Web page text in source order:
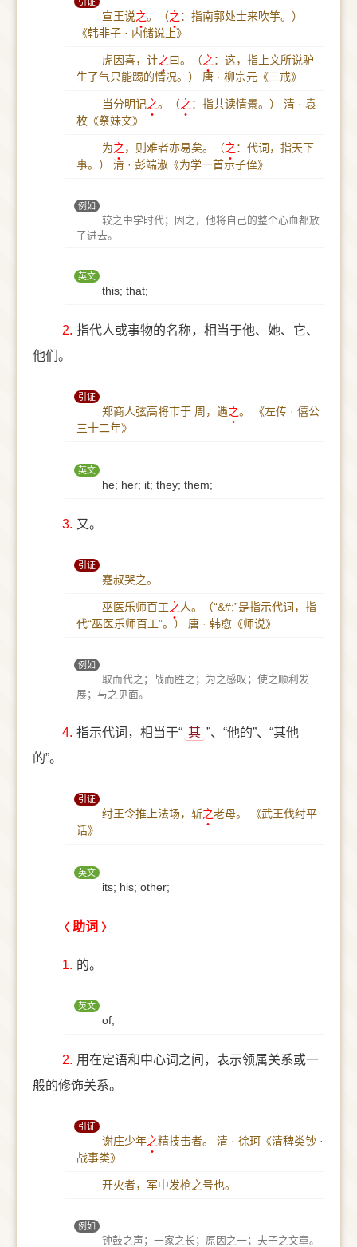
宣王说之。（之 ：指南郭处士来吹竽。）
《韩非子 · 内储说上》
虎因喜，计之曰。（之 ：这，指上文所说驴
生了气只能踢的情况。） 唐 · 柳宗元《三戒》
当分明记之。（之 ：指共读情景。） 清 · 袁
枚《祭妹文》
为之 ，则难者亦易矣。（之 ：代词，指天下
事。） 清 · 彭端淑《为学一首示子侄》
例如
较之中学时代；因之，他将自己的整个心血都放
了进去。
英文
this; that;
2. 指代人或事物的名称，相当于他、她、它、
他们。
引证
郑商人弦高将市于 周，遇之。
《左传 · 僖公
三十二年》
英文
he; her; it; they; them;
3. 又。
引证
蹇叔哭之。
巫医乐师百工之 人。（“&#;”是指示代词，指
代“巫医乐师百工”。） 唐 · 韩愈《师说》
例如
取而代之；战而胜之；为之感叹；使之顺利发
展；与之见面。
4. 指示代词，相当于“ 其 ”、“他的”、“其他
的”。
引证
纣王令推上法场，斩之老母。
《武王伐纣平
话》
英文
its; his; other;
助词
1. 的。
英文
of;
2. 用在定语和中心词之间，表示领属关系或一
般的修饰关系。
引证
谢庄少年之精技击者。 清 · 徐珂《清稗类钞 ·
战事类》
开火者，军中发枪之号也。
例如
钟鼓之声；一家之长；原因之一；夫子之文章。